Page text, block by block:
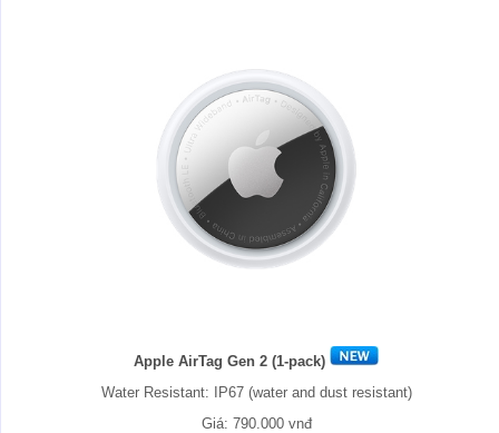
Apple AirTag Gen 2 (1-pack)
Water Resistant: IP67 (water and dust resistant)
Giá: 790.000 vnđ